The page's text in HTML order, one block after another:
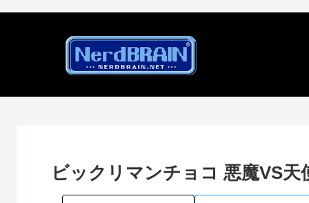
ビックリマンチョコ 悪魔VS